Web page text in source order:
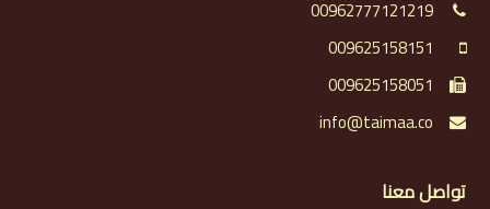
00962777121219
009625158151
009625158051
info@taimaa.co
تواصل معنا